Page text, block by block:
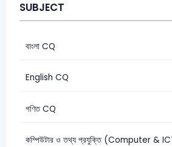
SUBJECT
বাংলা CQ
English CQ
গণিত CQ
কম্পিউটার ও তথ্য প্রযুক্তি (Computer &